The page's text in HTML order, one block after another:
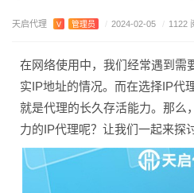
天启代理 V 管理员 / 2024-02-05 / 1122
在网络使用中，我们经常遇到需
实IP地址的情况。而在选择IP代
就是代理的长久存活能力。那么
力的IP代理呢？让我们一起来探